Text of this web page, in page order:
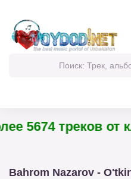
треков от
Bahrom Nazarov -